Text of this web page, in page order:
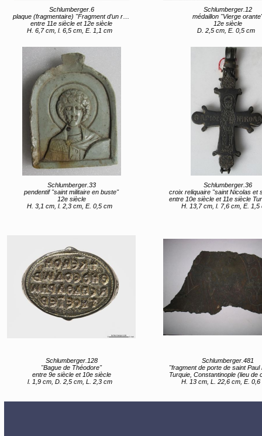
Schlumberger.6
plaque (fragmentaire) "Fragment d’un reliquaire de la Vraie Croix : Constantin (?)"
entre 11e siècle et 12e siècle
H. 6,7 cm, l. 6,5 cm, E. 1,1 cm
Schlumberger.12
médaillon "Vierge
12e siècle
D. 2,5 cm, E. 0,5 cm
Schlumberger.33
pendentif "saint militaire en buste"
12e siècle
H. 3,1 cm, l. 2,3 cm, E. 0,5 cm
Schlumberger.36
croix reliquaire "saint Nicolas et saint
entre 10e siècle et 11e siècle Turquie, Anatolie (lieu
H. 13,7 cm, l. 7,6 cm, E. 1,5
Schlumberger.128
"Bague de Théodore"
entre 9e siècle et 10e siècle
l. 1,9 cm, D. 2,5 cm, L. 2,3 cm
Schlumberger.481
"fragment de porte de saint Paul hors
Turquie, Constantinople (lieu de
H. 13 cm, L. 22,6 cm, E. 0,6